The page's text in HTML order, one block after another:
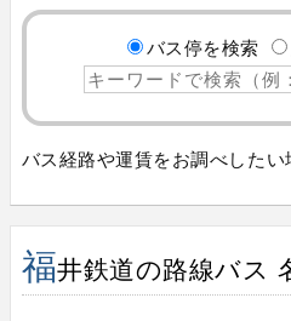
バス停を検索
バス経路や運賃をお調べしたい
福井鉄道の路線バス